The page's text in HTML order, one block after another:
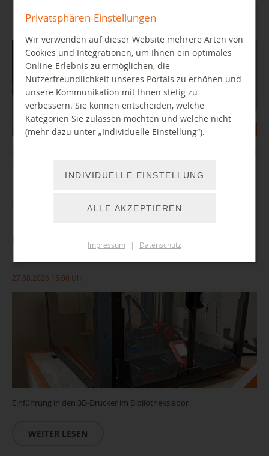
18.08.2026 10:00 Uhr
Sie wollten schon immer mal Geschichten aufnehmen, einen Podcast
oder ein Hörspiel produzieren?
Einführung/ Führerschein 3D-Drucker
27.08.2026 15:00 Uhr
Einführung in den 3D-Drucker im Bibliothekslabor
WEITER LESEN
Privatsphären-Einstellungen
Wir verwenden auf dieser Website mehrere Arten von
Cookies und Integrationen, um Ihnen ein optimales
Online-Erlebnis zu ermöglichen, die
Nutzerfreundlichkeit unseres Portals zu erhöhen und
unsere Kommunikation mit Ihnen stetig zu
verbessern. Sie können entscheiden, welche
Kategorien Sie zulassen möchten und welche nicht
(mehr dazu unter „Individuelle Einstellung“).
INDIVIDUELLE EINSTELLUNG
ALLE AKZEPTIEREN
Impressum | Datenschutz